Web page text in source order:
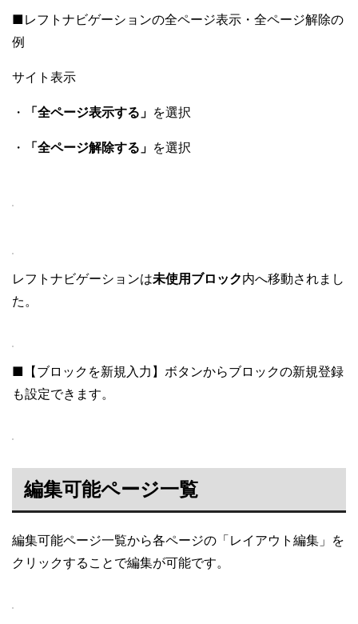
■レフトナビゲーションの全ページ表示・全ページ解除の
例
サイト表示
・ 「全ページ表示する」 を選択
・ 「全ページ解除する」 を選択
レフトナビゲーションは未使用ブロック内へ移動されまし
た。
■【ブロックを新規入力】ボタンからブロックの新規登録
も設定できます。
編集可能ページ一覧
編集可能ページ一覧から各ページの「レイアウト編集」を
クリックすることで編集が可能です。